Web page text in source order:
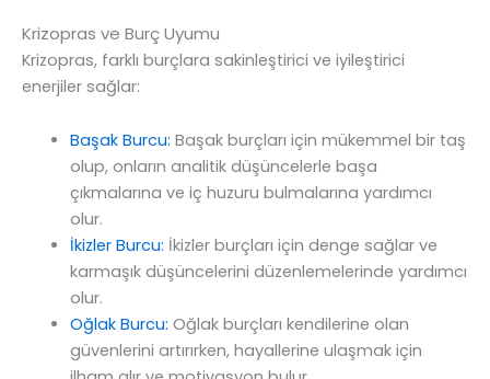
Krizopras ve Burç Uyumu
Krizopras, farklı burçlara sakinleştirici ve iyileştirici
enerjiler sağlar:
Başak Burcu: Başak burçları için mükemmel bir taş
olup, onların analitik düşüncelerle başa
çıkmalarına ve iç huzuru bulmalarına yardımcı
olur.
İkizler Burcu: İkizler burçları için denge sağlar ve
karmaşık düşüncelerini düzenlemelerinde yardımcı
olur.
Oğlak Burcu: Oğlak burçları kendilerine olan
güvenlerini artırırken, hayallerine ulaşmak için